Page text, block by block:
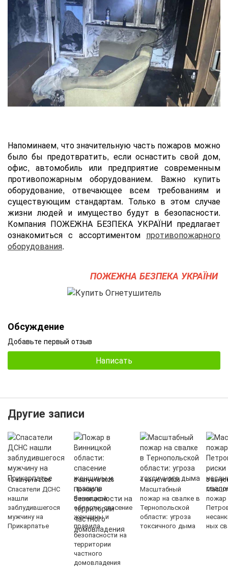
Напоминаем, что значительную часть пожаров можно
было бы предотвратить, если оснастить cвой дом,
офис, автомобиль или предприятие современным
противопожарным оборудованием. Важно купить
оборудование, отвечающее всем требованиям и
существующим стандартам. Только в этом случае
жизни людей и имущество будут в безопасности.
Компания ПОЖЕЖНА БЕЗПЕКА УКРАЇНИ предлагает
ознакомиться с ассортиментом противопожарного
оборудования.
ПОЖЕЖНА БЕЗПЕКА УКРАЇНИ
Обсуждение
Добавьте первый отзыв
Написать
Другие записи
10 августа 2026
Спасатели ДСНС
нашли
заблудившегося
мужчину на
Прикарпатье
5 августа 2026
Пожар в
Винницкой
области: спасение
женщины и
правила
безопасности на
территории
частного
домовладения
4 августа 2026
Масштабный
пожар на свалке в
Тернопольской
области: угроза
токсичного дыма
3
ных